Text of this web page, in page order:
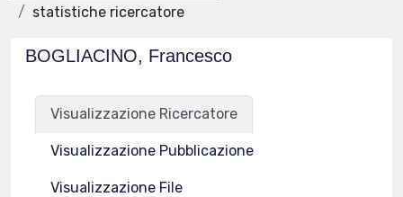
statistiche ricercatore
BOGLIACINO, Francesco
Visualizzazione Ricercatore
Visualizzazione Pubblicazione
Visualizzazione File